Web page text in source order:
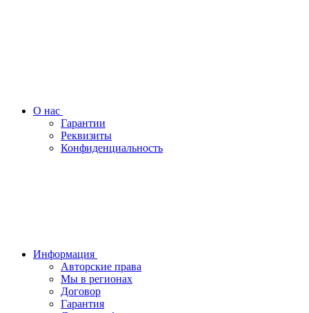
О нас
Гарантии
Реквизиты
Конфиденциальность
Информация
Авторские права
Мы в регионах
Договор
Гарантия